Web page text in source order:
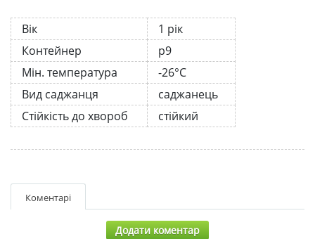
Вік
1 рік
Контейнер
р9
Мін. температура
-26°C
Вид саджанця
саджанець
Стійкість до хвороб
стійкий
Коментарі
Додати коментар